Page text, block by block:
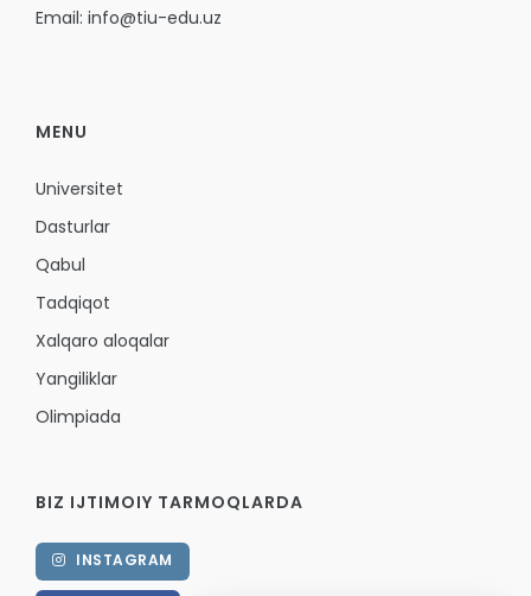
Email: info@tiu-edu.uz
MENU
Universitet
Dasturlar
Qabul
Tadqiqot
Xalqaro aloqalar
Yangiliklar
Olimpiada
BIZ IJTIMOIY TARMOQLARDA
INSTAGRAM